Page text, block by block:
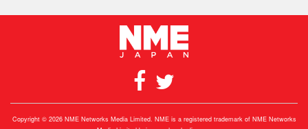
Copyright © 2026 NME Networks Media Limited. NME is a registered trademark of NME Networks